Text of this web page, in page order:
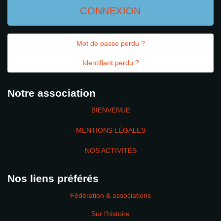
CONNEXION
Mot de passe perdu ?
Identifiant perdu ?
Notre association
BIENVENUE
MENTIONS LÉGALES
NOS ACTIVITÉS
Nos liens préférés
Fédération & associations
Sur l'histoire